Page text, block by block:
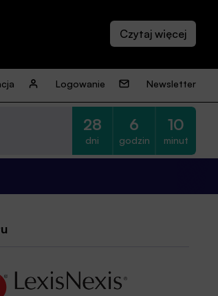
Logowanie Newsletter
28
dni
6
godzin
10
minut